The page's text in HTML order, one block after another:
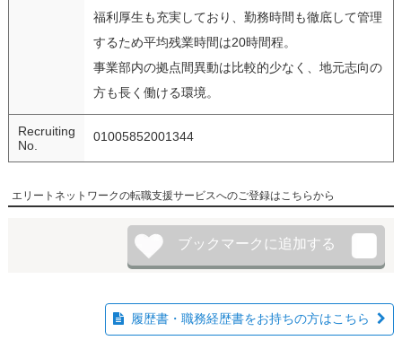
福利厚生も充実しており、勤務時間も徹底して管理
するため平均残業時間は20時間程。
事業部内の拠点間異動は比較的少なく、地元志向の
方も長く働ける環境。
Recruiting
No.
01005852001344
エリートネットワークの転職支援サービスへのご登録はこちらから
履歴書・職務経歴書をお持ちの方はこちら